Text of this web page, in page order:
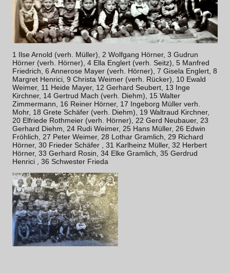
1 Ilse Arnold (verh. Müller), 2 Wolfgang Hörner, 3 Gudrun
Hörner (verh. Hörner), 4 Ella Englert (verh. Seitz), 5 Manfred
Friedrich, 6 Annerose Mayer (verh. Hörner), 7 Gisela Englert, 8
Margret Henrici, 9 Christa Weimer (verh. Rücker), 10 Ewald
Weimer, 11 Heide Mayer, 12 Gerhard Seubert, 13 Inge
Kirchner, 14 Gertrud Mach (verh. Diehm), 15 Walter
Zimmermann, 16 Reiner Hörner, 17 Ingeborg Müller verh.
Mohr, 18 Grete Schäfer (verh. Diehm), 19 Waltraud Kirchner,
20 Elfriede Rothmeier (verh. Hörner), 22 Gerd Neubauer, 23
Gerhard Diehm, 24 Rudi Weimer, 25 Hans Müller, 26 Edwin
Fröhlich, 27 Peter Weimer, 28 Lothar Gramlich, 29 Richard
Hörner, 30 Frieder Schäfer , 31 Karlheinz Müller, 32 Herbert
Hörner, 33 Gerhard Rosin, 34 Elke Gramlich, 35 Gerdrud
Henrici , 36 Schwester Frieda